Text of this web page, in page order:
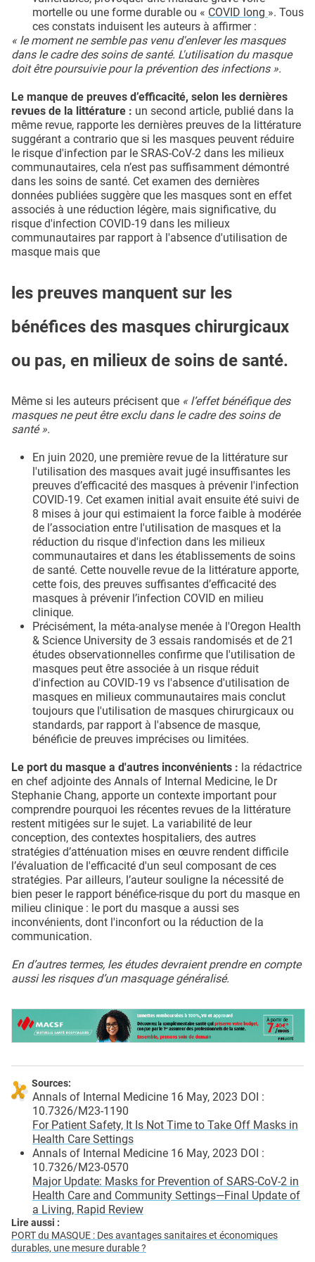
mortelle ou une forme durable ou « COVID long ». Tous
ces constats induisent les auteurs à affirmer :
« le moment ne semble pas venu d'enlever les masques
dans le cadre des soins de santé. L'utilisation du masque
doit être poursuivie pour la prévention des infections ».
Le manque de preuves d’efficacité, selon les dernières
revues de la littérature : un second article, publié dans la
même revue, rapporte les dernières preuves de la littérature
suggérant a contrario que si les masques peuvent réduire
le risque d'infection par le SRAS-CoV-2 dans les milieux
communautaires, cela n’est pas suffisamment démontré
dans les soins de santé. Cet examen des dernières
données publiées suggère que les masques sont en effet
associés à une réduction légère, mais significative, du
risque d'infection COVID-19 dans les milieux
communautaires par rapport à l'absence d'utilisation de
masque mais que
les preuves manquent sur les
bénéfices des masques chirurgicaux
ou pas, en milieux de soins de santé.
Même si les auteurs précisent que « l’effet bénéfique des
masques ne peut être exclu dans le cadre des soins de
santé ».
En juin 2020, une première revue de la littérature sur
l'utilisation des masques avait jugé insuffisantes les
preuves d’efficacité des masques à prévenir l'infection
COVID-19. Cet examen initial avait ensuite été suivi de
8 mises à jour qui estimaient la force faible à modérée
de l’association entre l'utilisation de masques et la
réduction du risque d'infection dans les milieux
communautaires et dans les établissements de soins
de santé. Cette nouvelle revue de la littérature apporte,
cette fois, des preuves suffisantes d’efficacité des
masques à prévenir l’infection COVID en milieu
clinique.
Précisément, la méta-analyse menée à l'Oregon Health
& Science University de 3 essais randomisés et de 21
études observationnelles confirme que l'utilisation de
masques peut être associée à un risque réduit
d'infection au COVID-19 vs l'absence d'utilisation de
masques en milieux communautaires mais conclut
toujours que l'utilisation de masques chirurgicaux ou
standards, par rapport à l'absence de masque,
bénéficie de preuves imprécises ou limitées.
Le port du masque a d'autres inconvénients : la rédactrice
en chef adjointe des Annals of Internal Medicine, le Dr
Stephanie Chang, apporte un contexte important pour
comprendre pourquoi les récentes revues de la littérature
restent mitigées sur le sujet. La variabilité de leur
conception, des contextes hospitaliers, des autres
stratégies d’atténuation mises en œuvre rendent difficile
l’évaluation de l'efficacité d'un seul composant de ces
stratégies. Par ailleurs, l’auteur souligne la nécessité de
bien peser le rapport bénéfice-risque du port du masque en
milieu clinique : le port du masque a aussi ses
inconvénients, dont l'inconfort ou la réduction de la
communication.
En d’autres termes, les études devraient prendre en compte
aussi les risques d’un masquage généralisé.
Sources:
Annals of Internal Medicine 16 May, 2023 DOI :
10.7326/M23-1190
For Patient Safety, It Is Not Time to Take Off Masks in
Health Care Settings
Annals of Internal Medicine 16 May, 2023 DOI :
10.7326/M23-0570
Major Update: Masks for Prevention of SARS-CoV-2 in
Health Care and Community Settings—Final Update of
a Living, Rapid Review
Lire aussi :
PORT du MASQUE : Des avantages sanitaires et économiques
durables, une mesure durable ?